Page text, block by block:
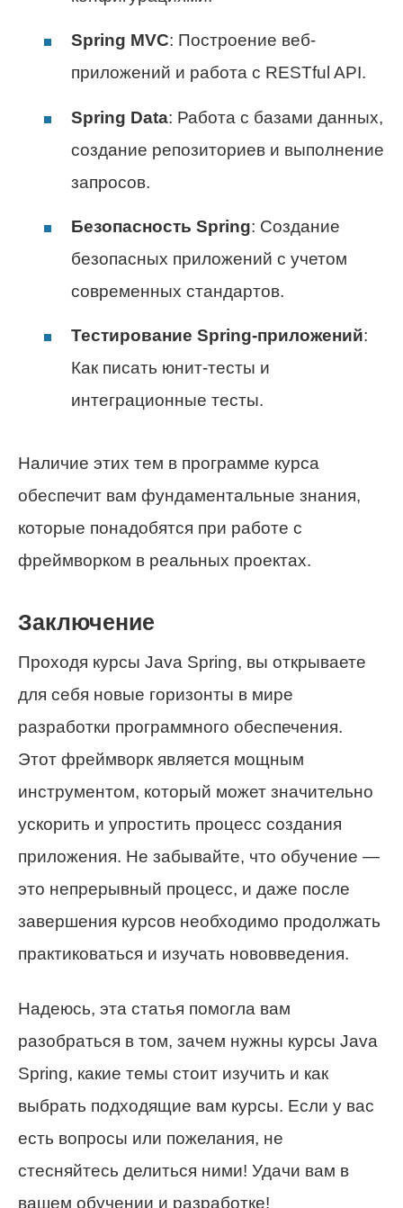
Spring MVC: Построение веб-
приложений и работа с RESTful API.
Spring Data: Работа с базами данных,
создание репозиториев и выполнение
запросов.
Безопасность Spring: Создание
безопасных приложений с учетом
современных стандартов.
Тестирование Spring-приложений:
Как писать юнит-тесты и
интеграционные тесты.
Наличие этих тем в программе курса
обеспечит вам фундаментальные знания,
которые понадобятся при работе с
фреймворком в реальных проектах.
Заключение
Проходя курсы Java Spring, вы открываете
для себя новые горизонты в мире
разработки программного обеспечения.
Этот фреймворк является мощным
инструментом, который может значительно
ускорить и упростить процесс создания
приложения. Не забывайте, что обучение —
это непрерывный процесс, и даже после
завершения курсов необходимо продолжать
практиковаться и изучать нововведения.
Надеюсь, эта статья помогла вам
разобраться в том, зачем нужны курсы Java
Spring, какие темы стоит изучить и как
выбрать подходящие вам курсы. Если у вас
есть вопросы или пожелания, не
стесняйтесь делиться ними! Удачи вам в
вашем обучении и разработке!